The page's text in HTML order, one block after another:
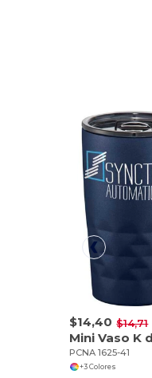
$14,40 $14,71
PCNA 1625-41
+3 Colores